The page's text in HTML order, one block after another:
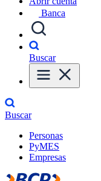
Banca
Buscar
Buscar
Personas
PyMES
Empresas